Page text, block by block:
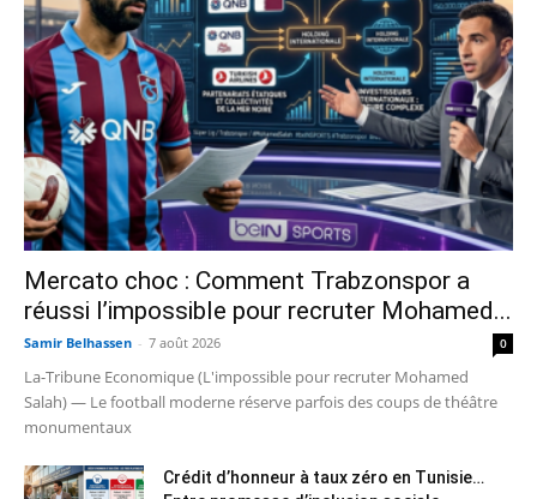
Mercato choc : Comment Trabzonspor a
réussi l’impossible pour recruter Mohamed...
Samir Belhassen - 7 août 2026 0
La-Tribune Economique (L'impossible pour recruter Mohamed
Salah) — Le football moderne réserve parfois des coups de théâtre
monumentaux
Crédit d’honneur à taux zéro en Tunisie…